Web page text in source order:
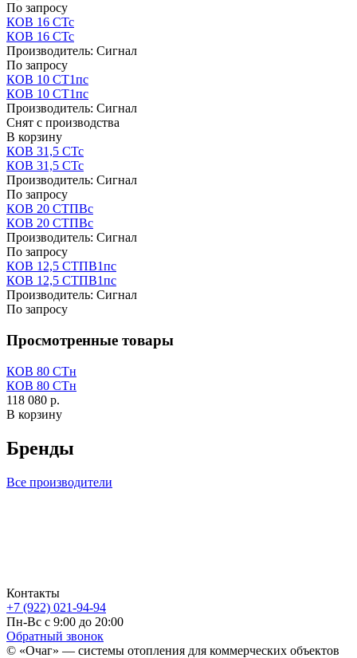
По запросу
КОВ 16 СТс
КОВ 16 СТс
Производитель: Сигнал
По запросу
КОВ 10 СТ1пс
КОВ 10 СТ1пс
Производитель: Сигнал
Снят с производства
В корзину
КОВ 31,5 СТс
КОВ 31,5 СТс
Производитель: Сигнал
По запросу
КОВ 20 СТПВс
КОВ 20 СТПВс
Производитель: Сигнал
По запросу
КОВ 12,5 СТПВ1пс
КОВ 12,5 СТПВ1пс
Производитель: Сигнал
По запросу
Просмотренные товары
КОВ 80 СТн
КОВ 80 СТн
118 080 р.
В корзину
Бренды
Все производители
Контакты
+7 (922) 021-94-94
Пн-Вс с 9:00 до 20:00
Обратный звонок
© «Очаг» — системы отопления для коммерческих объектов